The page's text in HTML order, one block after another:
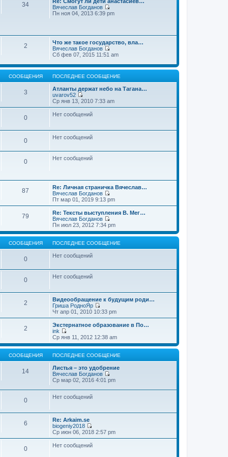
е
н
и
о
о
б
н
и
ю
с
л
е
м
у
с
о
б
щ
е
н
и
ю
и
п
д
е
м
у
с
о
о
щ
е
34
Вячеслав Богданов
П
й
т
к
о
с
л
д
е
м
е
Пн ноя 04, 2013 6:39 pm
2
Что же такое государство, вла…
Вячеслав Богданов
П
р
е
й
т
и
п
о
д
м
б
щ
н
и
ю
Сб фев 07, 2015 11:51 am
СООБЩЕНИЯ ПОСЛЕДНЕЕ СООБЩЕНИЕ
3
Атланты держат небо на Тагана…
uvarov52
П
е
р
е
т
и
с
д
н
е
м
о
о
б
щ
е
н
ю
Ср янв 13, 2010 7:33 am
0 Нет сообщений
0 Нет сообщений
0 Нет сообщений
87
Re: Личная страничка Вячеслав…
Вячеслав Богданов
П
е
р
е
й
т
и
к
е
м
у
о
о
б
е
н
ю
Пт мар 01, 2019 9:13 pm
79
Re: Тексты выступления В. Мег…
Вячеслав Богданов
П
е
р
е
й
л
е
д
н
е
у
о
о
б
щ
н
ю
Пн июл 23, 2012 7:34 pm
СООБЩЕНИЯ ПОСЛЕДНЕЕ СООБЩЕНИЕ
0 Нет сообщений
0 Нет сообщений
2
Видеообращение к будущим роди…
Гриша РодноЯр
П
е
р
е
й
т
и
к
о
с
л
е
д
у
о
б
Чт апр 01, 2010 10:33 pm
2
Экстернатное образование в По…
ink
П
е
р
е
й
т
и
к
п
о
с
д
н
е
м
у
с
Ср янв 11, 2012 12:38 am
СООБЩЕНИЯ ПОСЛЕДНЕЕ СООБЩЕНИЕ
14
Листья – это удобрение
Вячеслав Богданов
П
р
и
о
с
Ср мар 02, 2016 4:01 pm
0 Нет сообщений
6
Re: Arkaim.se
biogeniy2018
П
е
р
е
Ср июн 06, 2018 2:57 pm
0 Нет сообщений